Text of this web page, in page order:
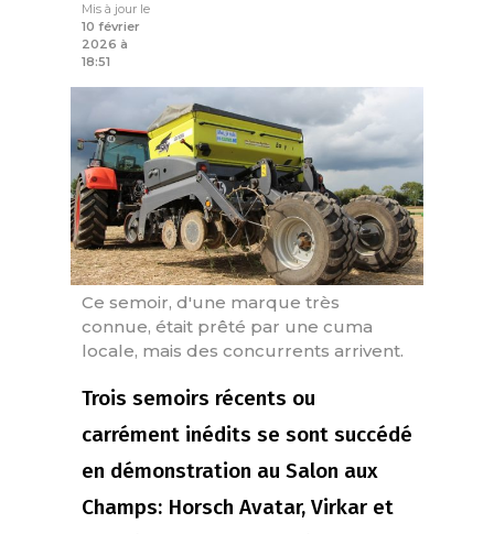
Mis à jour le
10 février
2026 à
18:51
Ce semoir, d'une marque très
connue, était prêté par une cuma
locale, mais des concurrents arrivent.
Trois semoirs récents ou
carrément inédits se sont succédé
en démonstration au Salon aux
Champs: Horsch Avatar, Virkar et